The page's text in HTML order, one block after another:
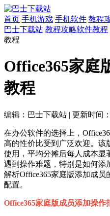
首页 手机游戏 手机软件 教程
巴士下载站 教程攻略软件教程
教程
Office365家庭
教程
编辑：巴士下载站 | 更新时间
在办公软件的选择上，
高的性价比受到广泛欢迎。该
使用，平均分摊后每人成本显
遇到操作难题，特别是如何添
解析Office365家庭版添加成
配置。
Office365家庭版成员添加操作